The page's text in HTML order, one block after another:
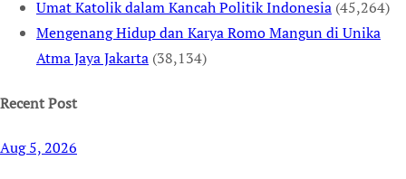
Umat Katolik dalam Kancah Politik Indonesia (45,264)
Mengenang Hidup dan Karya Romo Mangun di Unika
Atma Jaya Jakarta (38,134)
Recent Post
Aug 5, 2026